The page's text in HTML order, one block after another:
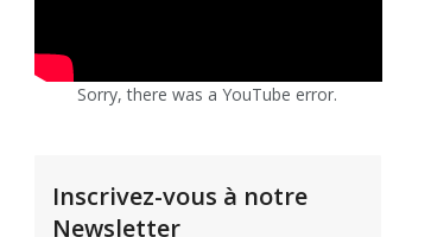
Sorry, there was a YouTube error.
Inscrivez-vous à notre
Newsletter